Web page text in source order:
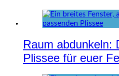
Raum abdunkeln:
Plissee für euer